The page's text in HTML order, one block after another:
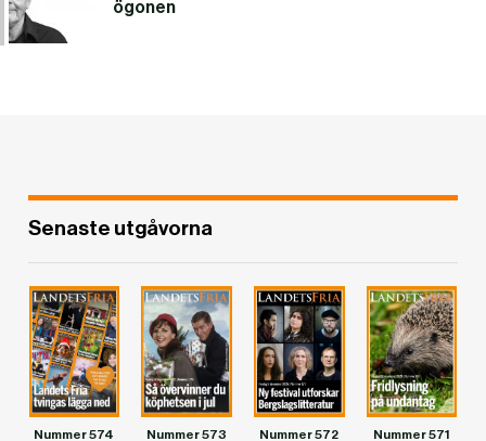
ögonen
Senaste utgåvorna
Nummer 574 Nummer 573 Nummer 572 Nummer 571